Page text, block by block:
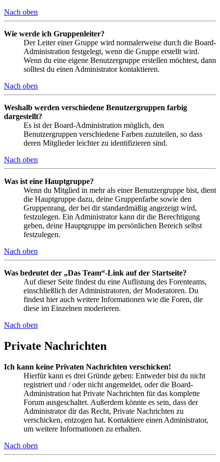
Nach oben
Wie werde ich Gruppenleiter?
Der Leiter einer Gruppe wird normalerweise durch die Board-
Administration festgelegt, wenn die Gruppe erstellt wird.
Wenn du eine eigene Benutzergruppe erstellen möchtest, dann
solltest du einen Administrator kontaktieren.
Nach oben
Weshalb werden verschiedene Benutzergruppen farbig
dargestellt?
Es ist der Board-Administration möglich, den
Benutzergruppen verschiedene Farben zuzuteilen, so dass
deren Mitglieder leichter zu identifizieren sind.
Nach oben
Was ist eine Hauptgruppe?
Wenn du Mitglied in mehr als einer Benutzergruppe bist, dient
die Hauptgruppe dazu, deine Gruppenfarbe sowie den
Gruppenrang, der bei dir standardmäßig angezeigt wird,
festzulegen. Ein Administrator kann dir die Berechtigung
geben, deine Hauptgruppe im persönlichen Bereich selbst
festzulegen.
Nach oben
Was bedeutet der „Das Team“-Link auf der Startseite?
Auf dieser Seite findest du eine Auflistung des Forenteams,
einschließlich der Administratoren, der Moderatoren. Du
findest hier auch weitere Informationen wie die Foren, die
diese im Einzelnen moderieren.
Nach oben
Private Nachrichten
Ich kann keine Privaten Nachrichten verschicken!
Hierfür kann es drei Gründe geben: Entweder bist du nicht
registriert und / oder nicht angemeldet, oder die Board-
Administration hat Private Nachrichten für das komplette
Forum ausgeschaltet. Außerdem könnte es sein, dass der
Administrator dir das Recht, Private Nachrichten zu
verschicken, entzogen hat. Kontaktiere einen Administrator,
um weitere Informationen zu erhalten.
Nach oben